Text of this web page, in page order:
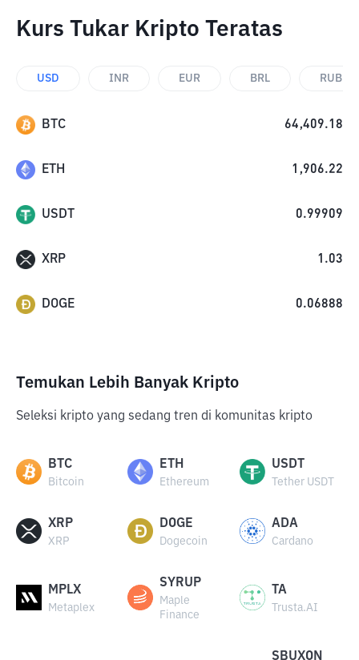
Kurs Tukar Kripto Teratas
USD INR EUR BRL RUB
BTC 64,409.18
ETH 1,906.22
USDT 0.99909
XRP 1.03
DOGE 0.06888
Temukan Lebih Banyak Kripto
Seleksi kripto yang sedang tren di komunitas kripto
BTC
Bitcoin
ETH
Ethereum
USDT
Tether USDT
XRP
XRP
DOGE
Dogecoin
ADA
Cardano
MPLX
Metaplex
SYRUP
Maple
Finance
TA
Trusta.AI
SBUXON